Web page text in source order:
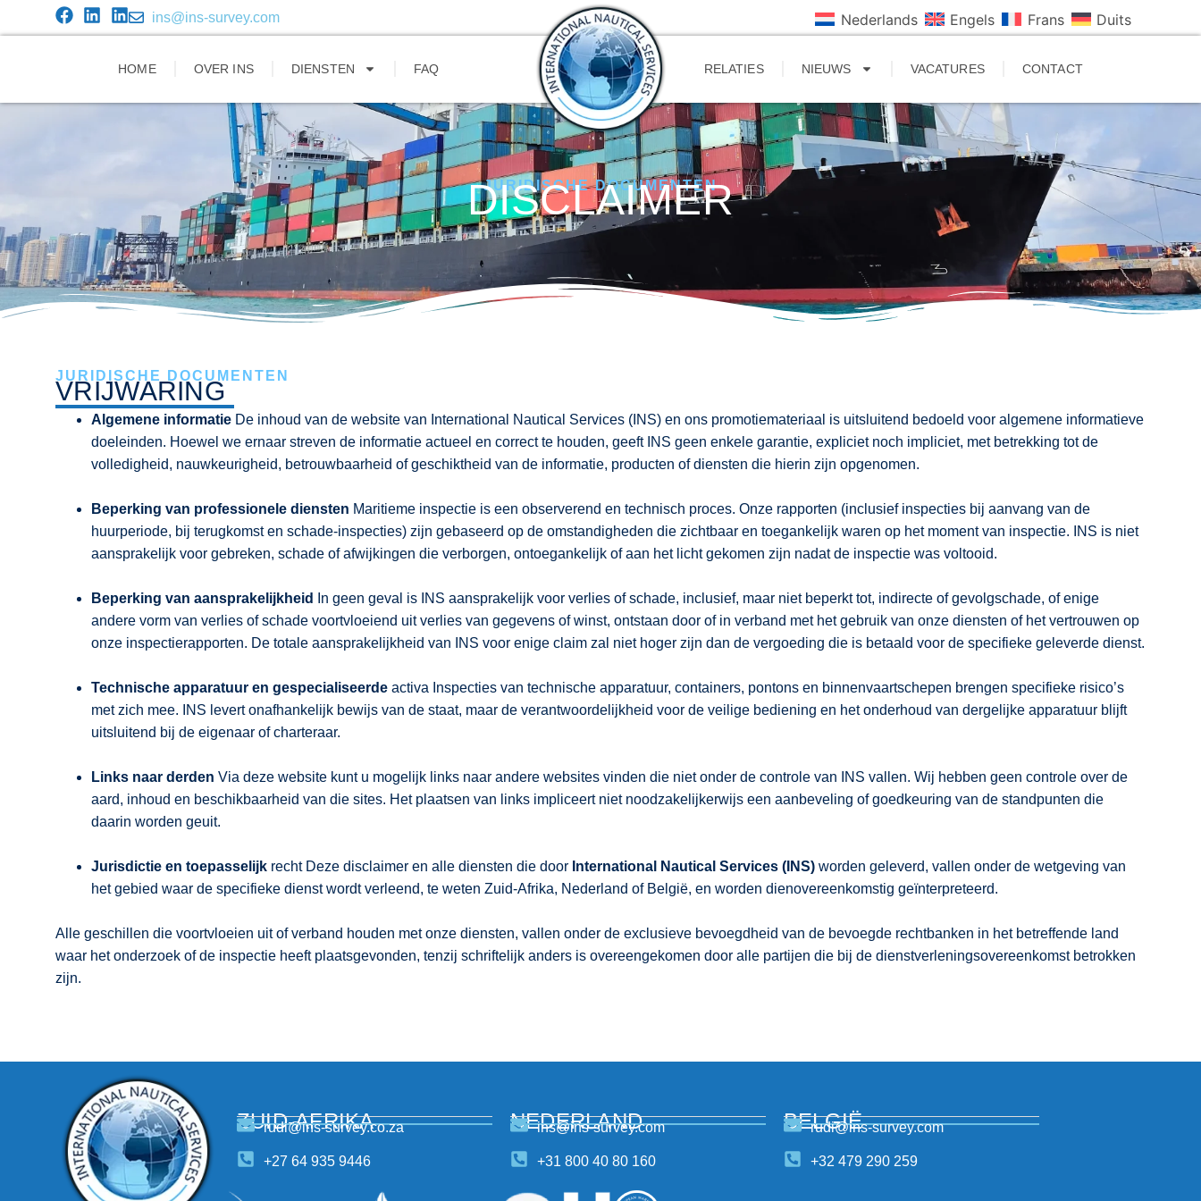
ins@ins-survey.com Nederlands Engels Frans Duits
HOME OVER INS DIENSTEN FAQ RELATIES NIEUWS VACATURES CONTACT
JURIDISCHE DOCUMENTEN
DISCLAIMER
JURIDISCHE DOCUMENTEN
VRIJWARING
Algemene informatie De inhoud van de website van International Nautical Services (INS) en ons promotiemateriaal is uitsluitend bedoeld voor algemene informatieve
doeleinden. Hoewel we ernaar streven de informatie actueel en correct te houden, geeft INS geen enkele garantie, expliciet noch impliciet, met betrekking tot de
volledigheid, nauwkeurigheid, betrouwbaarheid of geschiktheid van de informatie, producten of diensten die hierin zijn opgenomen.
Beperking van professionele diensten Maritieme inspectie is een observerend en technisch proces. Onze rapporten (inclusief inspecties bij aanvang van de
huurperiode, bij terugkomst en schade-inspecties) zijn gebaseerd op de omstandigheden die zichtbaar en toegankelijk waren op het moment van inspectie. INS is niet
aansprakelijk voor gebreken, schade of afwijkingen die verborgen, ontoegankelijk of aan het licht gekomen zijn nadat de inspectie was voltooid.
Beperking van aansprakelijkheid
In geen geval is INS aansprakelijk voor verlies of schade, inclusief, maar niet beperkt tot, indirecte of gevolgschade, of enige
andere vorm van verlies of schade voortvloeiend uit verlies van gegevens of winst, ontstaan ​​door of in verband met het gebruik van onze diensten of het vertrouwen op
onze inspectierapporten. De totale aansprakelijkheid van INS voor enige claim zal niet hoger zijn dan de vergoeding die is betaald voor de specifieke geleverde dienst.
Technische apparatuur en gespecialiseerde activa Inspecties van technische apparatuur, containers, pontons en binnenvaartschepen brengen specifieke risico’s
met zich mee. INS levert onafhankelijk bewijs van de staat, maar de verantwoordelijkheid voor de veilige bediening en het onderhoud van dergelijke apparatuur blijft
uitsluitend bij de eigenaar of charteraar.
Links naar derden Via deze website kunt u mogelijk links naar andere websites vinden die niet onder de controle van INS vallen. Wij hebben geen controle over de
aard, inhoud en beschikbaarheid van die sites. Het plaatsen van links impliceert niet noodzakelijkerwijs een aanbeveling of goedkeuring van de standpunten die
daarin worden geuit.
Jurisdictie en toepasselijk recht Deze disclaimer en alle diensten die door International Nautical Services (INS) worden geleverd, vallen onder de wetgeving van
het gebied waar de specifieke dienst wordt verleend, te weten Zuid-Afrika, Nederland of België, en worden dienovereenkomstig geïnterpreteerd.
Alle geschillen die voortvloeien uit of verband houden met onze diensten, vallen onder de exclusieve bevoegdheid van de bevoegde rechtbanken in het betreffende land
waar het onderzoek of de inspectie heeft plaatsgevonden, tenzij schriftelijk anders is overeengekomen door alle partijen die bij de dienstverleningsovereenkomst betrokken
zijn.
ZUID-AFRIKA
rudi@ins-survey.co.za
+27 64 935 9446
NEDERLAND
ins@ins-survey.com
+31 800 40 80 160
BELGIË
rudi@ins-survey.com
+32 479 290 259